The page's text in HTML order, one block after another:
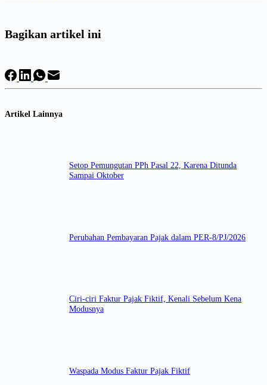
Bagikan artikel ini
Artikel Lainnya
Setop Pemungutan PPh Pasal 22, Karena Ditunda
Sampai Oktober
Perubahan Pembayaran Pajak dalam PER-8/PJ/2026
Ciri-ciri Faktur Pajak Fiktif, Kenali Sebelum Kena
Modusnya
Waspada Modus Faktur Pajak Fiktif